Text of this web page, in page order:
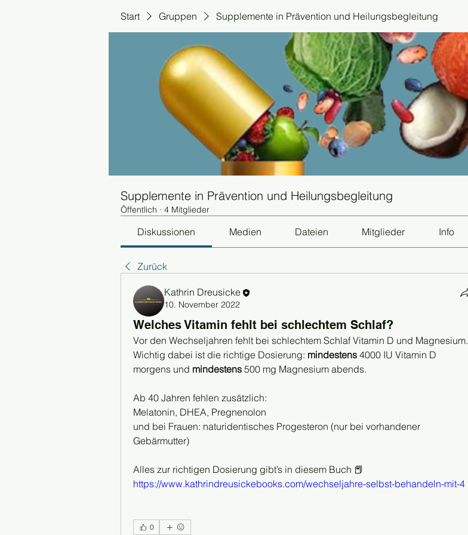
Start Gruppen Supplemente in Prävention und Heilungsbegleitung
Supplemente in Prävention und Heilungsbegleitung
Öffentlich · 4 Mitglieder
Diskussionen Medien Dateien Mitglieder Info
Zurück
Kathrin Dreusicke
10. November 2022
Welches Vitamin fehlt bei schlechtem Schlaf?
Vor den Wechseljahren fehlt bei schlechtem Schlaf Vitamin D und Magnesium.
Wichtig dabei ist die richtige Dosierung: mindestens 4000 IU Vitamin D
morgens und mindestens 500 mg Magnesium abends.
Ab 40 Jahren fehlen zusätzlich:
Melatonin, DHEA, Pregnenolon
und bei Frauen: naturidentisches Progesteron (nur bei vorhandener
Gebärmutter)
Alles zur richtigen Dosierung gibt’s in diesem Buch 📕
https://www.kathrindreusickebooks.com/wechseljahre-selbst-behandeln-mit-4
0